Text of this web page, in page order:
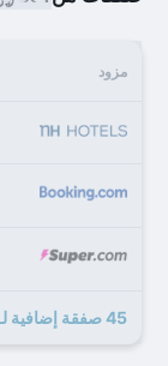
مزود
45 صفقة إضافية لـ إن إتش تورينو لينغوتو كونغرس